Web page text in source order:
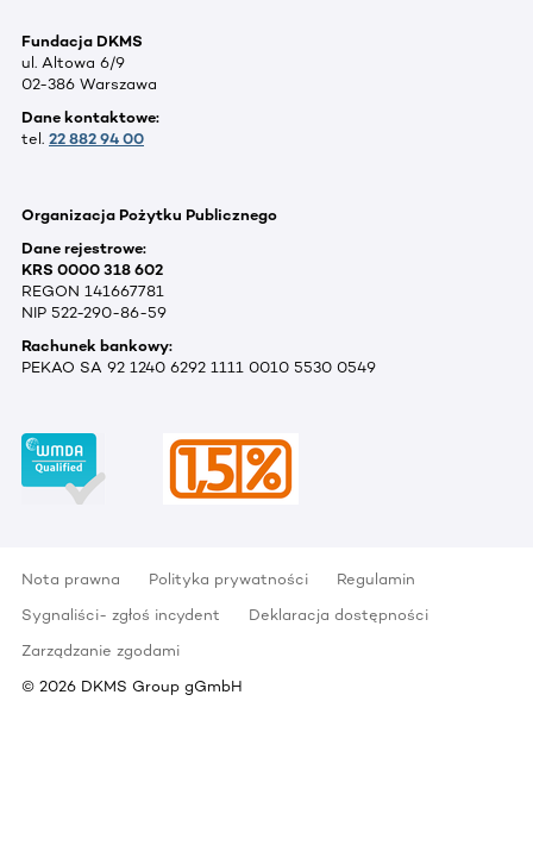
Fundacja DKMS
ul. Altowa 6/9
02-386 Warszawa
Dane kontaktowe:
tel. 22 882 94 00
Organizacja Pożytku Publicznego
Dane rejestrowe:
KRS 0000 318 602
REGON 141667781
NIP 522-290-86-59
Rachunek bankowy:
PEKAO SA 92 1240 6292 1111 0010 5530 0549
Nota prawna Polityka prywatności
Regulamin
Sygnaliści- zgłoś incydent
Deklaracja dostępności
Zarządzanie zgodami
© 2026 DKMS Group gGmbH